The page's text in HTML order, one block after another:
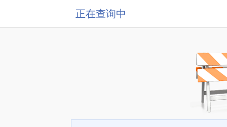
正在查询中